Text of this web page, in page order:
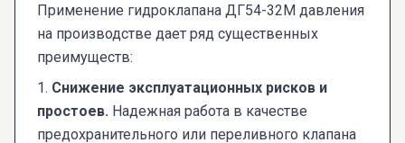
Применение гидроклапана ДГ54-32М давления
на производстве дает ряд существенных
преимуществ:
1. Снижение эксплуатационных рисков и
простоев. Надежная работа в качестве
предохранительного или переливного клапана